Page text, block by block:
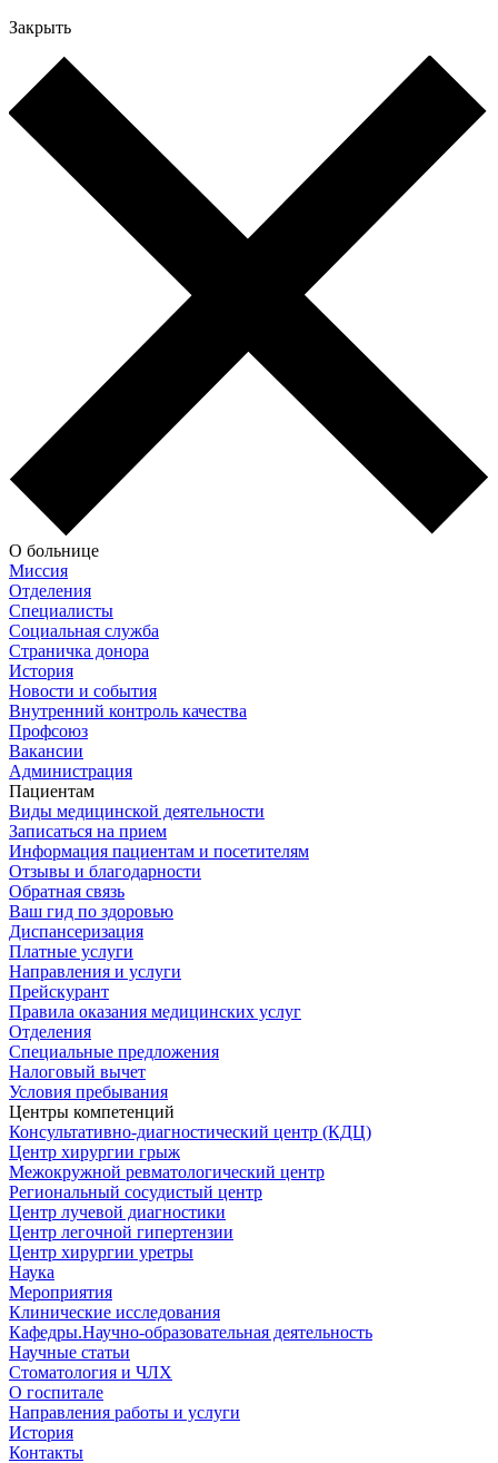
Закрыть
О больнице
Миссия
Отделения
Специалисты
Социальная служба
Страничка донора
История
Новости и события
Внутренний контроль качества
Профсоюз
Вакансии
Администрация
Пациентам
Виды медицинской деятельности
Записаться на прием
Информация пациентам и посетителям
Отзывы и благодарности
Обратная связь
Ваш гид по здоровью
Диспансеризация
Платные услуги
Направления и услуги
Прейскурант
Правила оказания медицинских услуг
Отделения
Специальные предложения
Налоговый вычет
Условия пребывания
Центры компетенций
Консультативно-диагностический центр (КДЦ)
Центр хирургии грыж
Межокружной ревматологический центр
Региональный сосудистый центр
Центр лучевой диагностики
Центр легочной гипертензии
Центр хирургии уретры
Наука
Мероприятия
Клинические исследования
Кафедры.Научно-образовательная деятельность
Научные статьи
Стоматология и ЧЛХ
О госпитале
Направления работы и услуги
История
Контакты